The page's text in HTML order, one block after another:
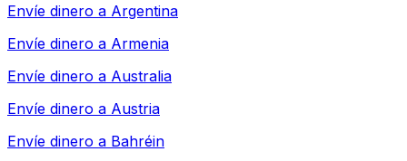
Envíe dinero a Argentina
Envíe dinero a Armenia
Envíe dinero a Australia
Envíe dinero a Austria
Envíe dinero a Bahréin